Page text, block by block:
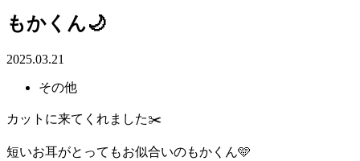
もかくん🌙
2025.03.21
その他
カットに来てくれました✂️
短いお耳がとってもお似合いのもかくん🩵